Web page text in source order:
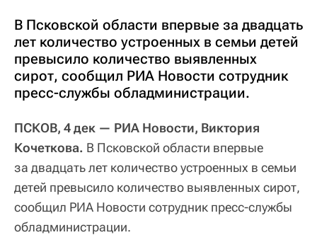
В Псковской области впервые за двадцать
лет количество устроенных в семьи детей
превысило количество выявленных
сирот, сообщил РИА Новости сотрудник
пресс-службы обладминистрации.
ПСКОВ, 4 дек — РИА Новости, Виктория
Кочеткова. В Псковской области впервые
за двадцать лет количество устроенных в семьи
детей превысило количество выявленных сирот,
сообщил РИА Новости сотрудник пресс-службы
обладминистрации.